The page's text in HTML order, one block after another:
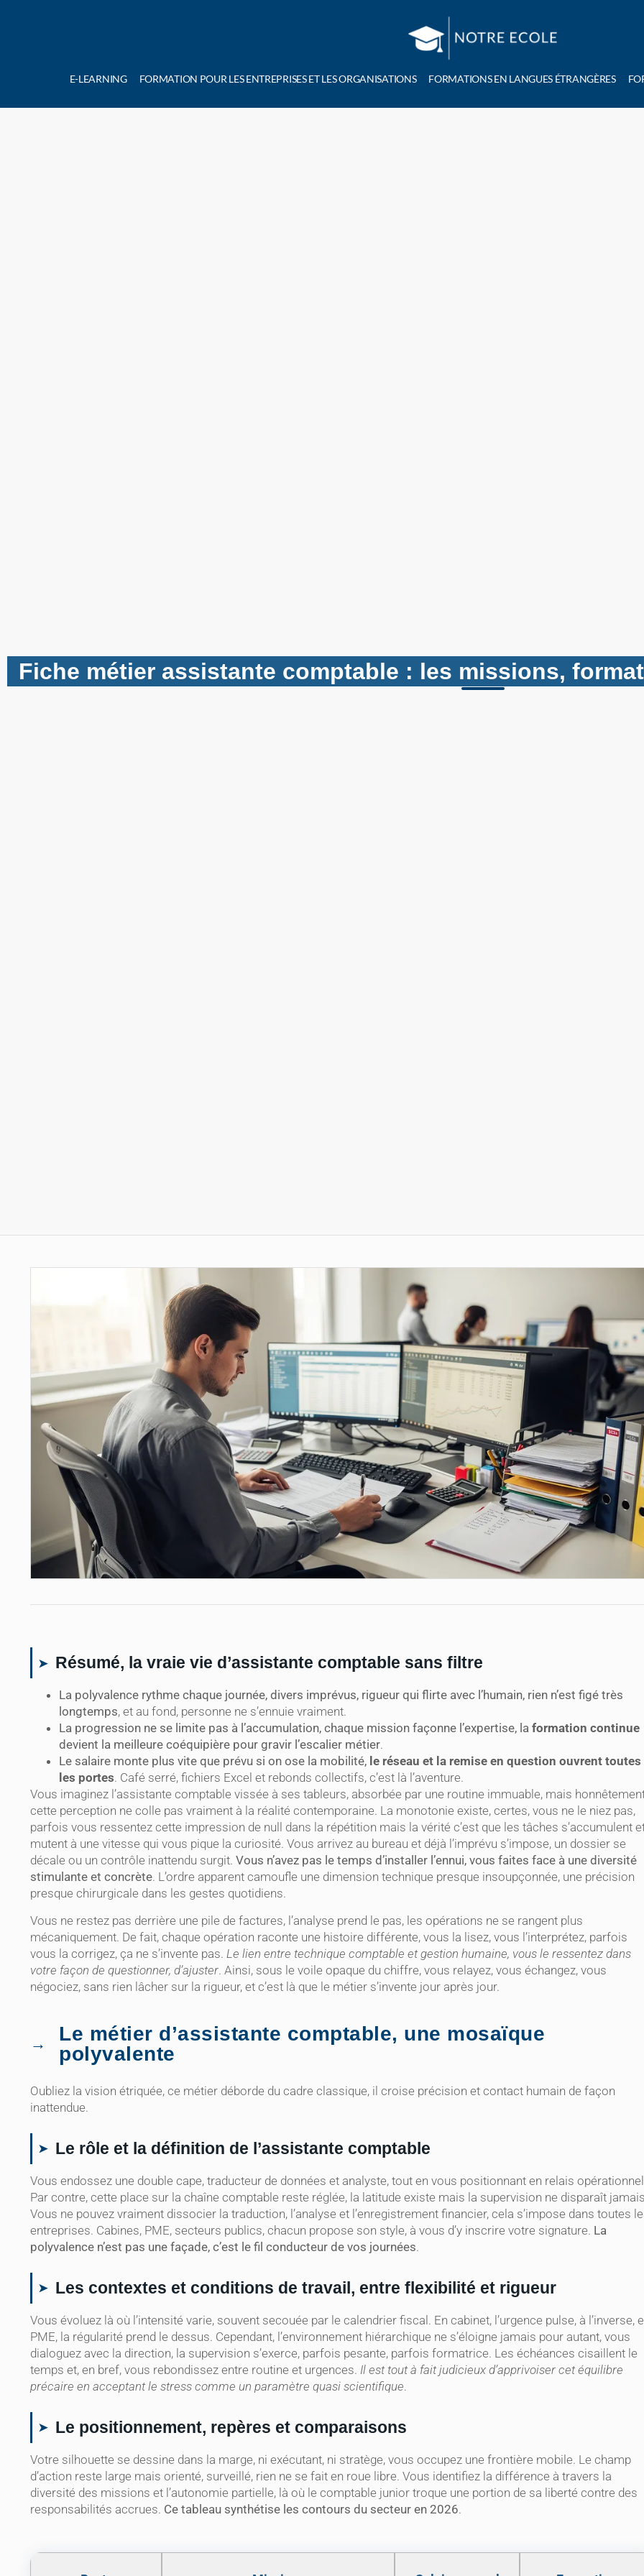
E-LEARNING FORMATION POUR LES ENTREPRISES ET LES ORGANISATIONS FORMATIONS EN LANGUES ÉTRANGÈRES
Fiche métier assistante comptable : les missions,
Résumé, la vraie vie d’assistante comptable sans filtre
La polyvalence rythme chaque journée, divers imprévus, rigueur qui flirte avec l’humain, rien n’est figé très
longtemps, et au fond, personne ne s’ennuie vraiment.
La progression ne se limite pas à l’accumulation, chaque mission façonne l’expertise, la formation continue
devient la meilleure coéquipière pour gravir l’escalier métier.
Le salaire monte plus vite que prévu si on ose la mobilité, le réseau et la remise en question ouvrent toutes
les portes. Café serré, fichiers Excel et rebonds collectifs, c’est là l’aventure.
Vous imaginez l’assistante comptable vissée à ses tableurs, absorbée par une routine immuable, mais
cette perception ne colle pas vraiment à la réalité contemporaine. La monotonie existe, certes, vous ne le niez pas,
parfois vous ressentez cette impression de null dans la répétition mais la vérité c’est que les tâches s’accumulent
mutent à une vitesse qui vous pique la curiosité. Vous arrivez au bureau et déjà l’imprévu s’impose, un dossier se
décale ou un contrôle inattendu surgit. Vous n’avez pas le temps d’installer l’ennui, vous faites face à une diversité
stimulante et concrète. L’ordre apparent camoufle une dimension technique presque insoupçonnée, une précision
presque chirurgicale dans les gestes quotidiens.
Vous ne restez pas derrière une pile de factures, l’analyse prend le pas, les opérations ne se rangent plus
mécaniquement. De fait, chaque opération raconte une histoire différente, vous la lisez, vous l’interprétez, parfois
vous la corrigez, ça ne s’invente pas. Le lien entre technique comptable et gestion humaine, vous le ressentez dans
votre façon de questionner, d’ajuster. Ainsi, sous le voile opaque du chiffre, vous relayez, vous échangez, vous
négociez, sans rien lâcher sur la rigueur, et c’est là que le métier s’invente jour après jour.
Le métier d’assistante comptable, une mosaïque
polyvalente
Oubliez la vision étriquée, ce métier déborde du cadre classique, il croise précision et contact humain de façon
inattendue.
Le rôle et la définition de l’assistante comptable
Vous endossez une double cape, traducteur de données et analyste, tout en vous positionnant en relais
Par contre, cette place sur la chaîne comptable reste réglée, la latitude existe mais la supervision ne disparaît
Vous ne pouvez vraiment dissocier la traduction, l’analyse et l’enregistrement financier, cela s’impose dans toutes
entreprises. Cabines, PME, secteurs publics, chacun propose son style, à vous d’y inscrire votre signature. La
polyvalence n’est pas une façade, c’est le fil conducteur de vos journées.
Les contextes et conditions de travail, entre flexibilité et rigueur
Vous évoluez là où l’intensité varie, souvent secouée par le calendrier fiscal. En cabinet, l’urgence pulse, à l’inverse,
PME, la régularité prend le dessus. Cependant, l’environnement hiérarchique ne s’éloigne jamais pour autant, vous
dialoguez avec la direction, la supervision s’exerce, parfois pesante, parfois formatrice. Les échéances cisaillent le
temps et, en bref, vous rebondissez entre routine et urgences. Il est tout à fait judicieux d’apprivoiser cet équilibre
précaire en acceptant le stress comme un paramètre quasi scientifique.
Le positionnement, repères et comparaisons
Votre silhouette se dessine dans la marge, ni exécutant, ni stratège, vous occupez une frontière mobile. Le champ
d’action reste large mais orienté, surveillé, rien ne se fait en roue libre. Vous identifiez la différence à travers la
diversité des missions et l’autonomie partielle, là où le comptable junior troque une portion de sa liberté contre des
responsabilités accrues. Ce tableau synthétise les contours du secteur en 2026.